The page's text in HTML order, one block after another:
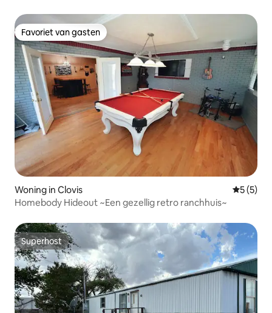
Favoriet van gasten
Favoriet van gasten
Woning in Clovis
5 (5)
Homebody Hideout ~Een gezellig retro ranchhuis~
Superhost
Superhost